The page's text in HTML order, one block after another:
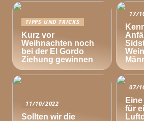
TIPPS UND TRICKS
Kurz vor
Weihnachten noch
bei der El Gordo
Ziehung gewinnen
17/
11/10/2022
Sollten wir die
07/
für